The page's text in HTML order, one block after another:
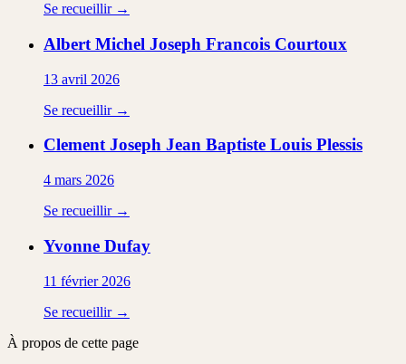
Se recueillir →
Albert Michel Joseph Francois Courtoux
13 avril 2026
Se recueillir →
Clement Joseph Jean Baptiste Louis Plessis
4 mars 2026
Se recueillir →
Yvonne Dufay
11 février 2026
Se recueillir →
À propos de cette page